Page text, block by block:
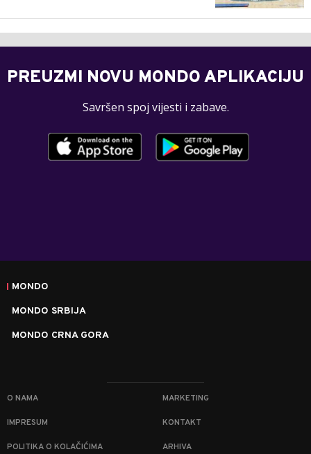
PREUZMI NOVU MONDO APLIKACIJU
Savršen spoj vijesti i zabave.
MONDO
MONDO SRBIJA
MONDO CRNA GORA
O NAMA MARKETING
IMPRESUM KONTAKT
POLITIKA O KOLAČIĆIMA ARHIVA